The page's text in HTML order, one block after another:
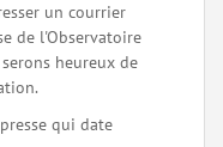
un courrier
de l'Observatoire
heureux de
qui date